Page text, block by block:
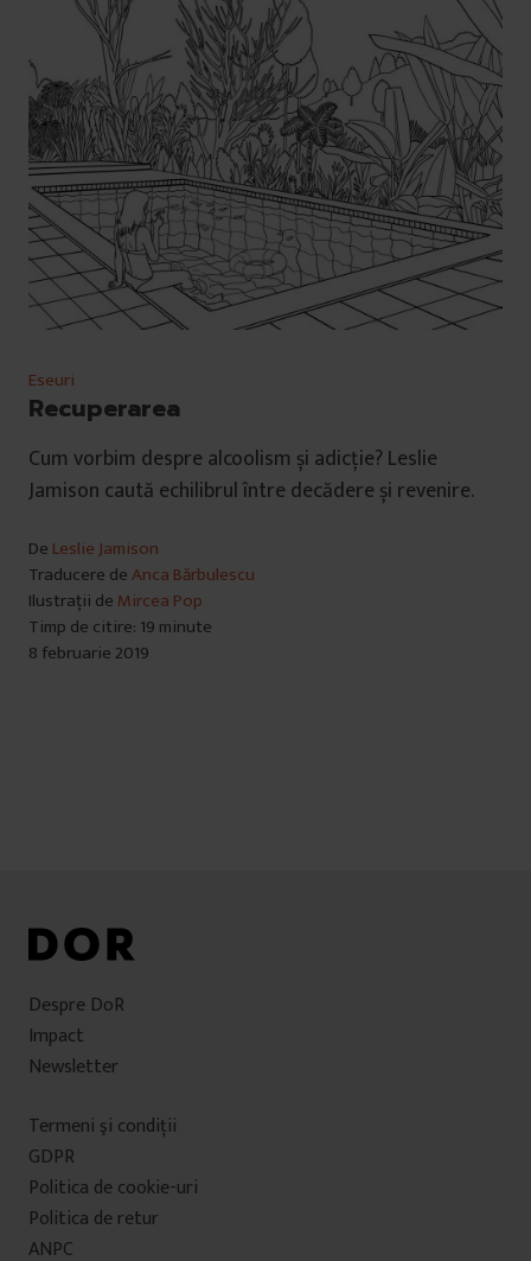
Eseuri
Recuperarea
Cum vorbim despre alcoolism și adicție? Leslie
Jamison caută echilibrul între decădere și revenire.
De Leslie Jamison
Traducere deAnca Bărbulescu
Ilustrații de Mircea Pop
Timp de citire: 19 minute
8 februarie 2019
Despre DoR
Impact
Newsletter
Termeni şi condiţii
GDPR
Politica de cookie-uri
Politica de retur
ANPC